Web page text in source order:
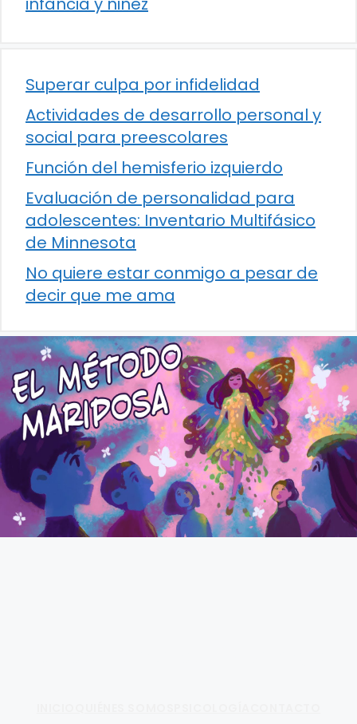
Superar culpa por infidelidad
Actividades de desarrollo personal y
social para preescolares
Función del hemisferio izquierdo
Evaluación de personalidad para
adolescentes: Inventario Multifásico
de Minnesota
No quiere estar conmigo a pesar de
decir que me ama